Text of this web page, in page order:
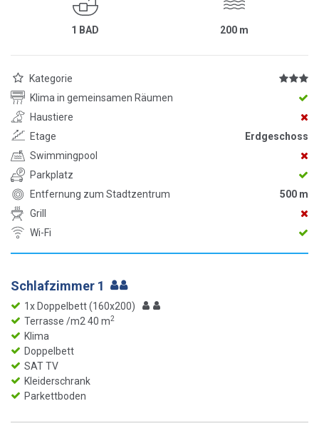
1 BAD 200 m
Kategorie
Klima in gemeinsamen Räumen
Haustiere
Etage
Erdgeschoss
Swimmingpool
Parkplatz
Entfernung zum Stadtzentrum
500 m
Grill
Wi-Fi
Schlafzimmer 1
1x Doppelbett (160x200)
Terrasse /m2 40 m2
Klima
Doppelbett
SAT TV
Kleiderschrank
Parkettboden